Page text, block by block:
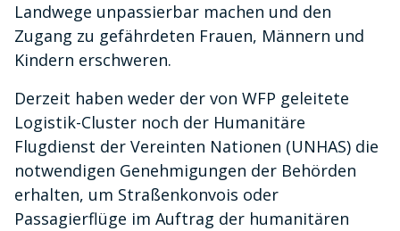
Landwege unpassierbar machen und den
Zugang zu gefährdeten Frauen, Männern und
Kindern erschweren.
Derzeit haben weder der von WFP geleitete
Logistik-Cluster noch der Humanitäre
Flugdienst der Vereinten Nationen (UNHAS) die
notwendigen Genehmigungen der Behörden
erhalten, um Straßenkonvois oder
Passagierflüge im Auftrag der humanitären